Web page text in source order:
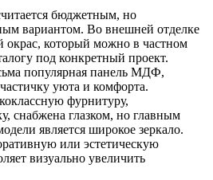
бюджетным, но
вариантом. Во внешней отделке
окрас, который можно в частном
под конкретный проект.
популярная панель МДФ,
уюта и комфорта.
фурнитуру,
снабжена глазком, но главным
является широкое зеркало.
или эстетическую
визуально увеличить